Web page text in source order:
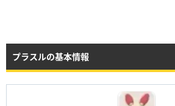
プラスルの基本情報